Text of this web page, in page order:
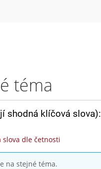
téma
shodná klíčová slova):
slova dle četnosti
na stejné téma.